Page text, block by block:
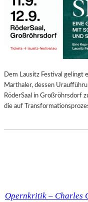
Dem Lausitz Festival gelingt
Marthaler, dessen
RöderSaal in Großröhrsdorf
die auf
Opernkritik – Charles